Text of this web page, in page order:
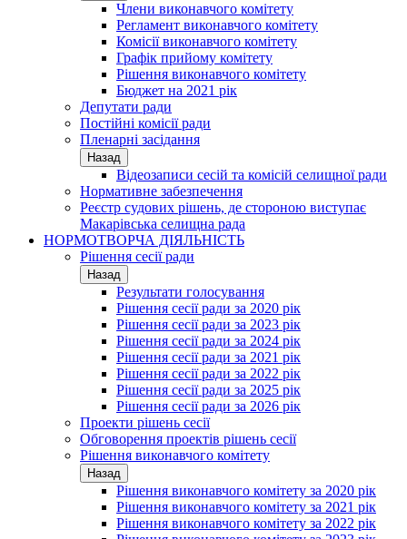
Члени виконавчого комітету
Регламент виконавчого комітету
Комісії виконавчого комітету
Графік прийому комітету
Рішення виконавчого комітету
Бюджет на 2021 рік
Депутати ради
Постійні комісії ради
Пленарні засідання
Назад
Відеозаписи сесій та комісій селищної ради
Нормативне забезпечення
Реєстр судових рішень, де стороною виступає
Макарівська селищна рада
НОРМОТВОРЧА ДІЯЛЬНІСТЬ
Рішення сесії ради
Назад
Результати голосування
Рішення сесії ради за 2020 рік
Рішення сесії ради за 2023 рік
Рішення сесії ради за 2024 рік
Рішення сесії ради за 2021 рік
Рішення сесії ради за 2022 рік
Рішення сесії ради за 2025 рік
Рішення сесії ради за 2026 рік
Проекти рішень сесії
Обговорення проектів рішень сесії
Рішення виконавчого комітету
Назад
Рішення виконавчого комітету за 2020 рік
Рішення виконавчого комітету за 2021 рік
Рішення виконавчого комітету за 2022 рік